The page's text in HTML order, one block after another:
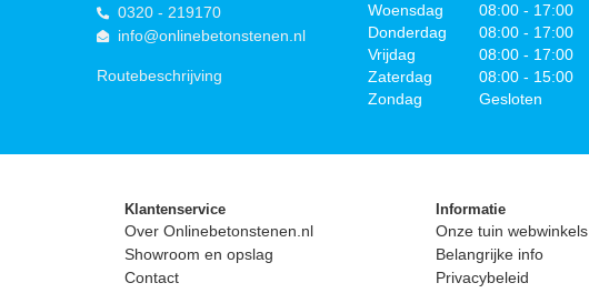
0320 - 219170
info@onlinebetonstenen.nl
Routebeschrijving
Woensdag
08:00 - 17:00
Donderdag
08:00 - 17:00
Vrijdag
08:00 - 17:00
Zaterdag
08:00 - 15:00
Zondag
Gesloten
Klantenservice
Over Onlinebetonstenen.nl
Showroom en opslag
Contact
Informatie
Onze tuin webwinkels
Belangrijke info
Privacybeleid